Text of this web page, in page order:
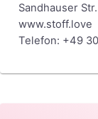
Sandhauser
www.stoff.love
Telefon: +49